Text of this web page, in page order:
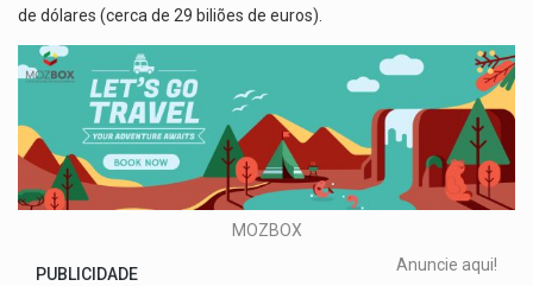
de dólares (cerca de 29 biliões de euros).
MOZBOX
PUBLICIDADE Anuncie aqui!